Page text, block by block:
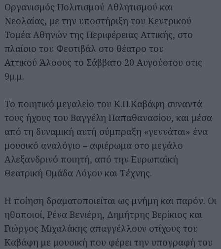
Οργανισμός Πολιτισμού Αθλητισμού και
Νεολαίας, με την υποστήριξη του Κεντρικού
Τομέα Αθηνών της Περιφέρειας Αττικής, στο
πλαίσιο του Φεστιβάλ στο θέατρο του
Αττικού Άλσους το Σάββατο 20 Αυγούστου στις
9μ.μ.
Το ποιητικό μεγαλείο του Κ.Π.Καβάφη συναντά
τους ήχους του Βαγγέλη Παπαθανασίου, και μέσα
από τη δυναμική αυτή σύμπραξη «γεννάται» ένα
μουσικό αναλόγιο – αφιέρωμα στο μεγάλο
Αλεξανδρινό ποιητή, από την Ευρωπαϊκή
Θεατρική Ομάδα Λόγου και Τέχνης.
Η ποίηση δραματοποιείται ως μνήμη και παρόν. Οι
ηθοποιοί, Ρένα Βενιέρη, Δημήτρης Βερίκιος και
Γιώργος Μιχαλάκης απαγγέλλουν στίχους του
Καβάφη με μουσική που φέρει την υπογραφή του